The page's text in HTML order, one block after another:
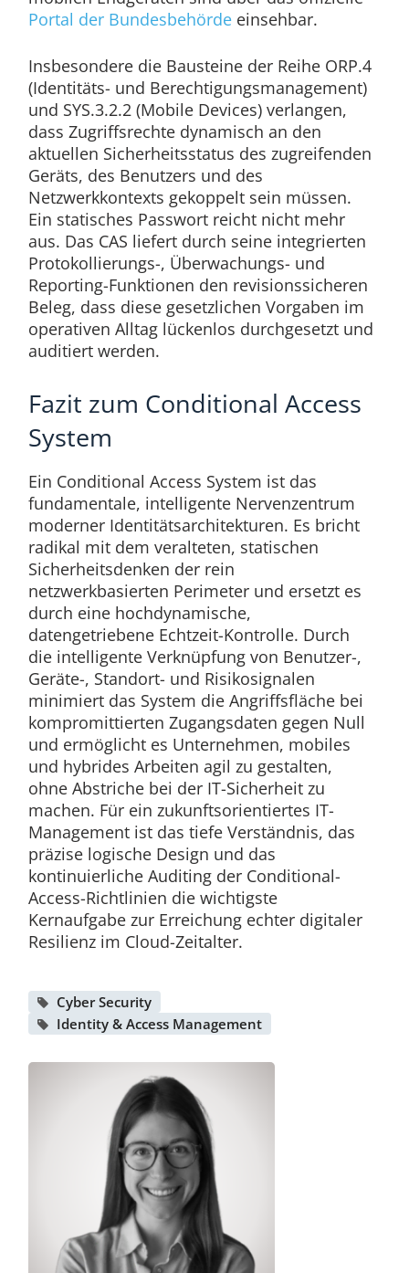
Portal der Bundesbehörde einsehbar.
Insbesondere die Bausteine der Reihe ORP.4
(Identitäts- und Berechtigungsmanagement)
und SYS.3.2.2 (Mobile Devices) verlangen,
dass Zugriffsrechte dynamisch an den
aktuellen Sicherheitsstatus des zugreifenden
Geräts, des Benutzers und des
Netzwerkkontexts gekoppelt sein müssen.
Ein statisches Passwort reicht nicht mehr
aus. Das CAS liefert durch seine integrierten
Protokollierungs-, Überwachungs- und
Reporting-Funktionen den revisionssicheren
Beleg, dass diese gesetzlichen Vorgaben im
operativen Alltag lückenlos durchgesetzt und
auditiert werden.
Fazit zum Conditional Access
System
Ein Conditional Access System ist das
fundamentale, intelligente Nervenzentrum
moderner Identitätsarchitekturen. Es bricht
radikal mit dem veralteten, statischen
Sicherheitsdenken der rein
netzwerkbasierten Perimeter und ersetzt es
durch eine hochdynamische,
datengetriebene Echtzeit-Kontrolle. Durch
die intelligente Verknüpfung von Benutzer-,
Geräte-, Standort- und Risikosignalen
minimiert das System die Angriffsfläche bei
kompromittierten Zugangsdaten gegen Null
und ermöglicht es Unternehmen, mobiles
und hybrides Arbeiten agil zu gestalten,
ohne Abstriche bei der IT-Sicherheit zu
machen. Für ein zukunftsorientiertes IT-
Management ist das tiefe Verständnis, das
präzise logische Design und das
kontinuierliche Auditing der Conditional-
Access-Richtlinien die wichtigste
Kernaufgabe zur Erreichung echter digitaler
Resilienz im Cloud-Zeitalter.
Cyber Security
Identity & Access Management